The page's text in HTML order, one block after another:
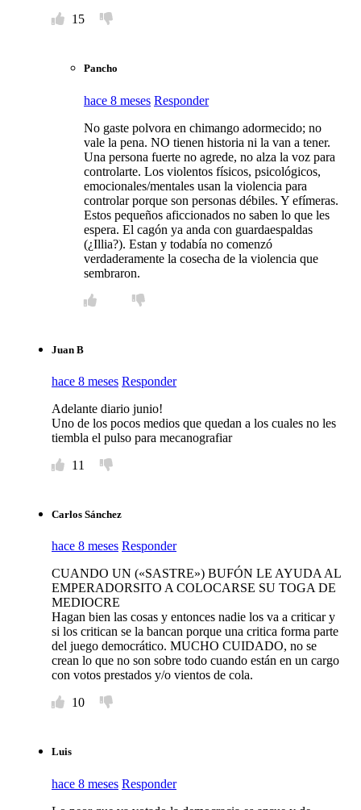
15
Pancho
hace 8 meses Responder
No gaste polvora en chimango adormecido; no
vale la pena. NO tienen historia ni la van a tener.
Una persona fuerte no agrede, no alza la voz para
controlarte. Los violentos físicos, psicológicos,
emocionales/mentales usan la violencia para
controlar porque son personas débiles. Y efímeras.
Estos pequeños aficcionados no saben lo que les
espera. El cagón ya anda con guardaespaldas
(¿Illia?). Estan y todabía no comenzó
verdaderamente la cosecha de la violencia que
sembraron.
Juan B
hace 8 meses Responder
Adelante diario junio!
Uno de los pocos medios que quedan a los cuales no les
tiembla el pulso para mecanografiar
11
Carlos Sánchez
hace 8 meses Responder
CUANDO UN («SASTRE») BUFÓN LE AYUDA AL
EMPERADORSITO A COLOCARSE SU TOGA DE
MEDIOCRE
Hagan bien las cosas y entonces nadie los va a criticar y
si los critican se la bancan porque una critica forma parte
del juego democrático. MUCHO CUIDADO, no se
crean lo que no son sobre todo cuando están en un cargo
con votos prestados y/o vientos de cola.
10
Luis
hace 8 meses Responder